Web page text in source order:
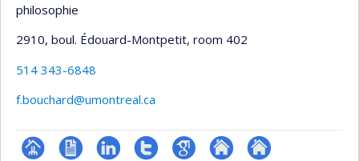
philosophie
2910, boul. Édouard-Montpetit, room 402
514 343-6848
f.bouchard@umontreal.ca